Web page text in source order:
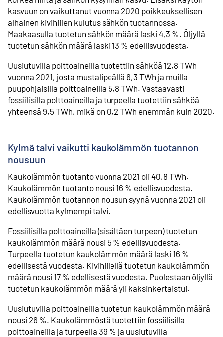
kasvuun on vaikuttanut vuonna 2020 poikkeuksellisen
alhainen kivihiilen kulutus sähkön tuotannossa.
Maakaasulla tuotetun sähkön määrä laski 4,3 %. Öljyllä
tuotetun sähkön määrä laski 13 % edellisvuodesta.
Uusiutuvilla polttoaineilla tuotettiin sähköä 12,8 TWh
vuonna 2021, josta mustalipeällä 6,3 TWh ja muilla
puupohjaisilla polttoaineilla 5,8 TWh. Vastaavasti
fossiilisilla polttoaineilla ja turpeella tuotettiin sähköä
yhteensä 9,5 TWh, mikä on 0,2 TWh enemmän kuin 2020.
Kylmä talvi vaikutti kaukolämmön tuotannon
nousuun
Kaukolämmön tuotanto vuonna 2021 oli 40,8 TWh.
Kaukolämmön tuotanto nousi 16 % edellisvuodesta.
Kaukolämmön tuotannon nousun syynä vuonna 2021 oli
edellisvuotta kylmempi talvi.
Fossiilisilla polttoaineilla (sisältäen turpeen) tuotetun
kaukolämmön määrä nousi 5 % edellisvuodesta.
Turpeella tuotetun kaukolämmön määrä laski 16 %
edellisestä vuodesta. Kivihiilellä tuotetun kaukolämmön
määrä nousi 17 % edellisestä vuodesta. Puolestaan öljyllä
tuotetun kaukolämmön määrä yli kaksinkertaistui.
Uusiutuvilla polttoaineilla tuotetun kaukolämmön määrä
nousi 26 %. Kaukolämmöstä tuotettiin fossiilisilla
polttoaineilla ja turpeella 39 % ja uusiutuvilla